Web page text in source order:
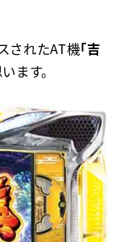
されたAT機「吉
ます。